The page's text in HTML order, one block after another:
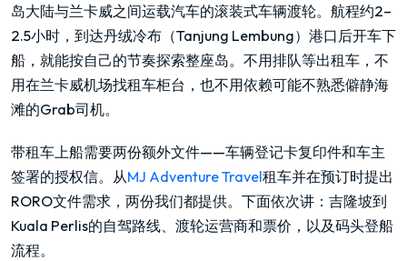
岛大陆与兰卡威之间运载汽车的滚装式车辆渡轮。航程约2–
2.5小时，到达丹绒冷布（Tanjung Lembung）港口后开车下
船，就能按自己的节奏探索整座岛。不用排队等出租车，不
用在兰卡威机场找租车柜台，也不用依赖可能不熟悉僻静海
滩的Grab司机。
带租车上船需要两份额外文件——车辆登记卡复印件和车主
签署的授权信。从MJ Adventure Travel租车并在预订时提出
RORO文件需求，两份我们都提供。下面依次讲：吉隆坡到
Kuala Perlis的自驾路线、渡轮运营商和票价，以及码头登船
流程。